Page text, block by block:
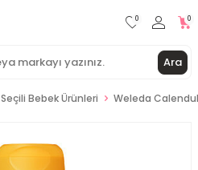
Ara
0 0
Seçili Bebek Ürünleri Weleda